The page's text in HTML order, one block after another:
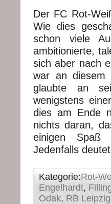
Der FC Rot-
Wie dies
schon viele
ambitionierte,
sich aber nach
war an diesem
glaubte an
wenigstens
dies am Ende
nichts daran,
einigen Spaß
Jedenfalls
Kategorie:Rot-
Engelhardt,
Odak, RB Leipzig